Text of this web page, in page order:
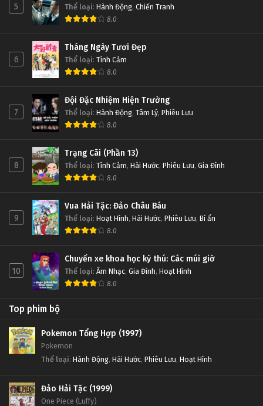
5 Thể loại: Hành Động, Chiến Tranh
8.0
6
Tháng Ngày Tươi Đẹp
Thể loại: Tình Cảm
8.0
7
Đội Đặc Nhiệm Hiện Trường
Thể loại: Hành Động, Tâm Lý, Phiêu Lưu
8.0
8
Trạng Cãi (Phần 13)
Thể loại: Tình Cảm, Hài Hước, Phiêu Lưu, Gia Đình
8.0
9
Vua Hải Tặc: Đảo Châu Báu
Thể loại: Hoạt Hình, Hài Hước, Phiêu Lưu, Bí ẩn
8.0
10
Chuyến xe khoa học kỳ thú: Các múi giờ
Thể loại: Âm Nhạc, Gia Đình, Hoạt Hình
8.0
Top phim bộ
Pokemon Tổng Hợp (1997)
Pokemon
Thể loại: Hành Động, Hài Hước, Phiêu Lưu, Hoạt Hình
Đảo Hải Tặc (1999)
One Piece (Luffy)